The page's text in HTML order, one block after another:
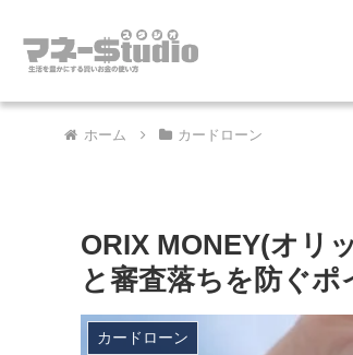
ホーム カードローン
ORIX MONEY(オリ
と審査落ちを防ぐポ
カードローン